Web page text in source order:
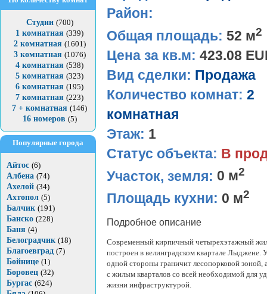
Студии (700)
1 комнатная (339)
2 комнатная (1601)
3 комнатная (1076)
4 комнатная (538)
5 комнатная (323)
6 комнатная (195)
7 комнатная (223)
7 + комнатная (146)
16 номеров (5)
Популярные города
Айтос (6)
Албена (74)
Ахелой (34)
Ахтопол (5)
Балчик (191)
Банско (228)
Баня (4)
Белоградчик (18)
Благоевград (7)
Бойнице (1)
Боровец (32)
Бургас (624)
Район:
Общая площадь: 52 м2
Цена за кв.м: 423.08
Вид сделки: Продажа
Количество комнат: 2
комнатная
Этаж: 1
Статус объекта: В
Участок, земля: 0 м2
Площадь кухни: 0 м2
Подробное описание
Современный кирпичный четырехэтажный
построен в велинградском квартале Лыджене.
одной стороны граничит лесопорковой зоной,
с жилым кварталов со всей необходимой для
жизни инфраструктурой.